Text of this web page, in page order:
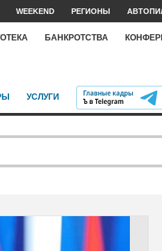
WEEKEND РЕГИОНЫ
БАНКРОТСТВА
УСЛУГИ